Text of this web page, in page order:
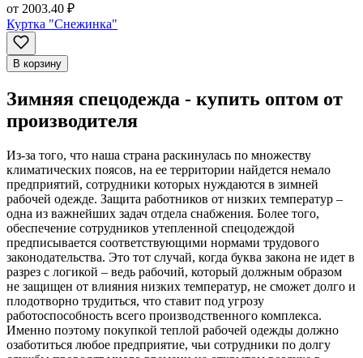
от 2003.40 ₽
Куртка "Снежинка"
В корзину
Зимняя спецодежда - купить оптом от
производителя
Из-за того, что наша страна раскинулась по множеству
климатических поясов, на ее территории найдется немало
предприятий, сотрудники которых нуждаются в зимней
рабочей одежде. Защита работников от низких температур –
одна из важнейших задач отдела снабжения. Более того,
обеспечение сотрудников утепленной спецодеждой
предписывается соответствующими нормами трудового
законодательства. Это тот случай, когда буква закона не идет в
разрез с логикой – ведь рабочий, который должным образом
не защищен от влияния низких температур, не сможет долго и
плодотворно трудиться, что ставит под угрозу
работоспособность всего производственного комплекса.
Именно поэтому покупкой теплой рабочей одежды должно
озаботиться любое предприятие, чьи сотрудники по долгу